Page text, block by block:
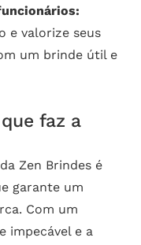
e valorize seus
um brinde útil e
faz a
Zen Brindes é
garante um
Com um
impecável e a